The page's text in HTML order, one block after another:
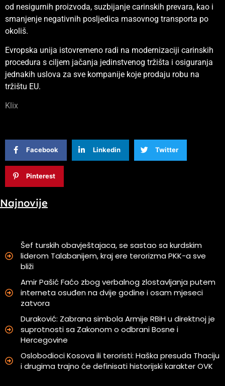
od nesigurnih proizvoda, suzbijanje carinskih prevara, kao i
smanjenje negativnih posljedica masovnog transporta po
okoliš.
Evropska unija istovremeno radi na modernizaciji carinskih
procedura s ciljem jačanja jedinstvenog tržišta i osiguranja
jednakih uslova za sve kompanije koje prodaju robu na
tržištu EU.
Klix
Facebook Linkedin Twitter
Pinterest
Najnovije
Šef turskih obavještajaca, se sastao sa kurdskim
liderom Talabanijem, kraj ere terorizma PKK-a sve
bliži
Amir Pašić Faćo zbog verbalnog zlostavljanja putem
interneta osuđen na dvije godine i osam mjeseci
zatvora
Duraković: Zabrana simbola Armije RBiH u direktnoj je
suprotnosti sa Zakonom o odbrani Bosne i
Hercegovine
Oslobodioci Kosova ili teroristi: Haška presuda Thaciju
i drugima trajno će definisati historijski karakter OVK